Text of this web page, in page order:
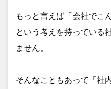
もっと言えば「会社でこ
という考えを持っている
ません。
そんなこともあって「社